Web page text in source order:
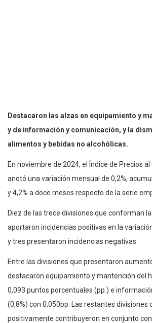
Destacaron las alzas en equipamiento y
y de información y comunicación, y la
alimentos y bebidas no alcohólicas.
En noviembre de 2024, el Índice de Precios
anotó una variación mensual de 0,2%,
y 4,2% a doce meses respecto de la serie
Diez de las trece divisiones que conforman
aportaron incidencias positivas en la
y tres presentaron incidencias negativas.
Entre las divisiones que presentaron
destacaron equipamiento y mantención del
0,093 puntos porcentuales (pp.) e
(0,8%) con 0,050pp. Las restantes divisiones
positivamente contribuyeron en conjunto con